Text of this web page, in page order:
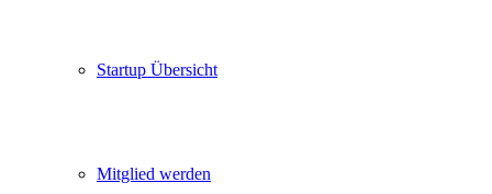
Startup Übersicht
Mitglied werden